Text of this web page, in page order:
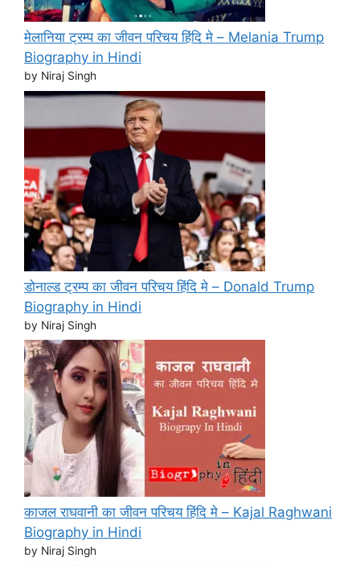
मेलानिया ट्रम्प का जीवन परिचय हिंदि मे – Melania Trump
Biography in Hindi
by Niraj Singh
डोनाल्ड ट्रम्प का जीवन परिचय हिंदि मे – Donald Trump
Biography in Hindi
by Niraj Singh
काजल राघवानी का जीवन परिचय हिंदि मे – Kajal Raghwani
Biography in Hindi
by Niraj Singh